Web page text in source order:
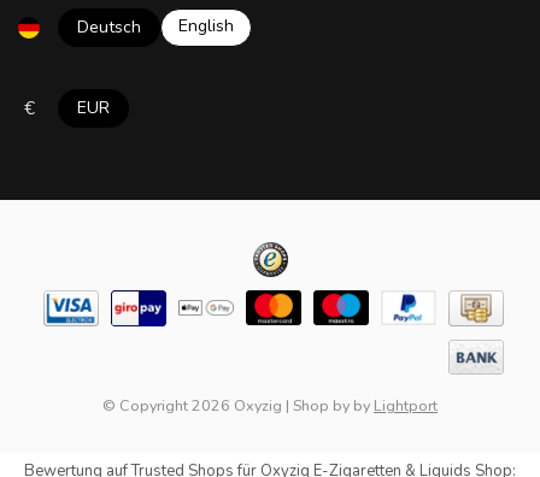
Deutsch English
€ EUR
© Copyright 2026 Oxyzig | Shop by by Lightport
Bewertung aufTrusted Shopsfür Oxyzig E-Zigaretten & Liquids Shop: